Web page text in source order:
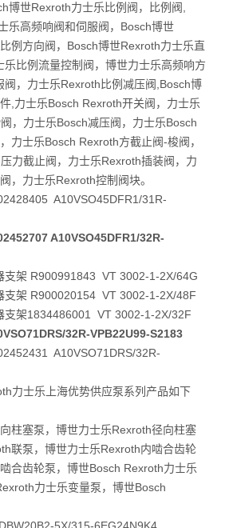
博世Rexroth力士乐比例阀，比例阀,
乐高频响阀和伺服阀，Bosch博世
例方向阀，Bosch博世Rexroth力士乐直
乐比例流量控制阀，博世力士乐高频响方
阀，力士乐Rexroth比例减压阀,Bosch博
,力士乐Bosch Rexroth开关阀，力士乐
，力士乐Bosch减压阀，力士乐Bosch
力士乐Bosch Rexroth方截止阀-梭阀，
力截止阀，力士乐Rexroth插装阀，力
，力士乐Rexroth控制阀块。
A10VSO45DFR1/31R-
A10VSO45DFR1/32R-
支架 R900991843 VT 3002-1-2X/64G
支架 R900020154 VT 3002-1-2X/48F
支架1834486001 VT 3002-1-2X/32F
32R-VPB22U99-S2183
A10VSO71DRS/32R-
力士乐上海优势供应泵系列产品如下
柱塞泵，博世力士乐Rexroth径向柱塞
联泵，博世力士乐Rexroth内啮合齿轮
合齿轮泵，博世Bosch Rexroth力士乐
力士乐变量泵，博世Bosch